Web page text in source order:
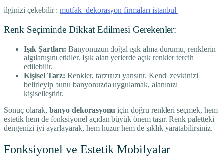
ilginizi çekebilir : mutfak dekorasyon firmaları istanbul
Renk Seçiminde Dikkat Edilmesi Gerekenler:
Işık Şartları: Banyonuzun doğal ışık alma durumu, renklerin
algılanışını etkiler. Işık alan yerlerde açık renkler tercih
edilebilir.
Kişisel Tarz: Renkler, tarzınızı yansıtır. Kendi zevkinizi
belirleyip bunu banyonuzda uygulamak, alanınızı
kişiselleştirir.
Sonuç olarak, banyo dekorasyonu için doğru renkleri seçmek, hem
estetik hem de fonksiyonel açıdan büyük önem taşır. Renk paletteki
dengenizi iyi ayarlayarak, hem huzur hem de şıklık yaratabilirsiniz.
Fonksiyonel ve Estetik Mobilyalar